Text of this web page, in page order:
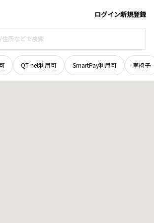
ログイン新規登録
QT-net利用可 SmartPay利用可 車椅子